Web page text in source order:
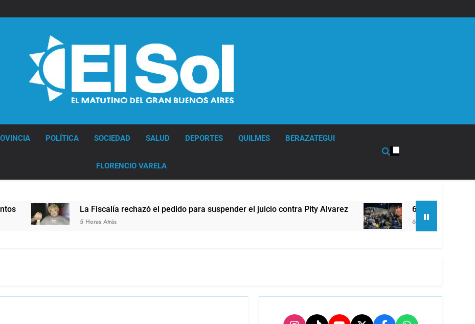
POLÍTICA SOCIEDAD SALUD DEPORTES QUILMES BERAZATEGUI
FLORENCIO VARELA
La Fiscalía rechazó el pedido para suspender el juicio contra Pity Alvarez
5 Horas Atrás
67 barrios full LED en Florencio
6 Horas Atrás